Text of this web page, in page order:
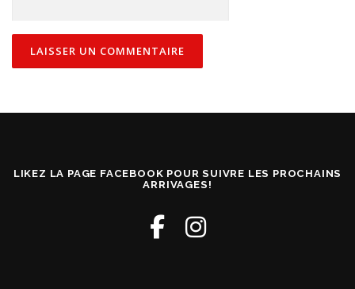
LIKEZ LA PAGE FACEBOOK POUR SUIVRE LES PROCHAINS
ARRIVAGES!